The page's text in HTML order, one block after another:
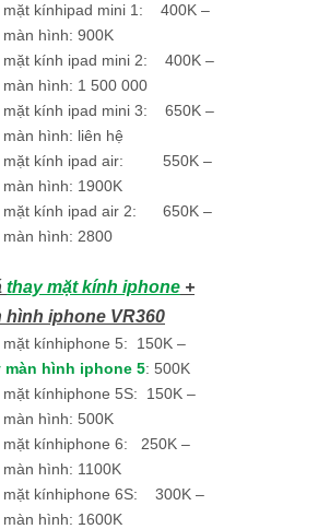
mặt kínhipad mini 1: 400K –
hình: 900K
mặt kính ipad mini 2: 400K –
màn hình: 1 500 000
mặt kính ipad mini 3: 650K –
hình: liên hệ
mặt kính ipad air: 550K –
hình: 1900K
mặt kính ipad air 2: 650K –
màn hình: 2800
thay mặt kính iphone +
hình iphone VR360
mặt kínhiphone 5: 150K –
màn hình iphone 5: 500K
mặt kínhiphone 5S: 150K –
hình: 500K
mặt kínhiphone 6: 250K –
hình: 1100K
mặt kínhiphone 6S: 300K –
hình: 1600K